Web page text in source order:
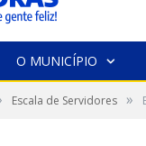
O MUNICÍPIO
Escala de Servidores »